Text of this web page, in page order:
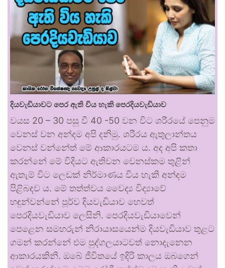
දියවැඩියාවට පෙර ඇති විය හැකි පෙරදියවැඩියාව
වයස 20 – 30 පසු වී 40 -50 වන විට ශරීරයේ පෙනුම
වෙනස් වන අන්දම අපි දනිමු. ශරීරය ඇතුලාන්තය
වෙනස් වන්නේත් මේ ආකාරයටම ය. අද අපි කතා
කරන්නේ මේ විදියට ඇතිවන වෙනස්කම තුළින්
ඇතැම් විට ලෙඩක් නිර්මාණය විය හැකි අන්දම
පිළිබඳව ය. මේ තත්ත්වය වෛද්‍ය විද්‍යාවේ
හඳුන්වන්නේ පූර්ව දියවැඩියාව හෙවත්
පෙරදියවැඩියාව ලෙසිනි. පෙරදියවැඩියාවෙන්
පෙළෙන සමහරුන් නිරායාසයෙන්ම දියවැඩියාව තුළට
ගමන් කරන්නේ එම පුද්ගලයාටවත් නොදැනෙන
ආකාරයකිනි. ඔබේ ජීවිතයේ ඉදිරි කාලය ඔබගෙන්